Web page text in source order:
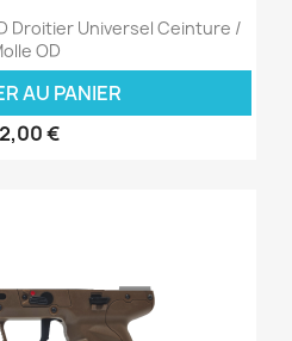
Droitier Universel Ceinture /
OD
AU PANIER
€